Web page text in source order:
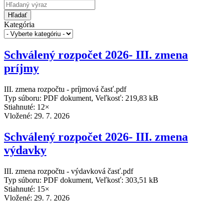
Hľadať
Kategória
Schválený rozpočet 2026- III. zmena
príjmy
III. zmena rozpočtu - príjmová časť.pdf
Typ súboru: PDF dokument, Veľkosť: 219,83 kB
Stiahnuté: 12×
Vložené: 29. 7. 2026
Schválený rozpočet 2026- III. zmena
výdavky
III. zmena rozpočtu - výdavková časť.pdf
Typ súboru: PDF dokument, Veľkosť: 303,51 kB
Stiahnuté: 15×
Vložené: 29. 7. 2026